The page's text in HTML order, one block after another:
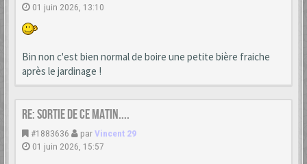
01 juin 2026, 13:10
Bin non c'est bien normal de boire une petite bière fraiche
après le jardinage !
Re: Sortie de ce matin....
#1883636 parVincent 29
01 juin 2026, 15:57